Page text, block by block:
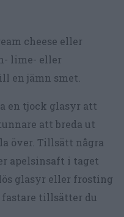
cheese eller
lime- eller
en jämn smet.
en tjock glasyr att
att breda ut
över. Tillsätt några
apelsinsaft i taget
glasyr eller frosting
fastare tillsätter du